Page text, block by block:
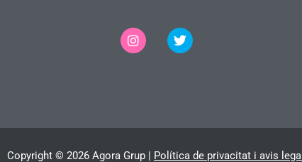
Copyright © 2026 Agora Grup | Política de privacitat i avis legal